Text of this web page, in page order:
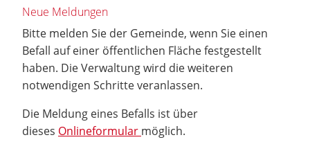
Neue Meldungen
Bitte melden Sie der Gemeinde, wenn Sie einen
Befall auf einer öffentlichen Fläche festgestellt
haben. Die Verwaltung wird die weiteren
notwendigen Schritte veranlassen.
Die Meldung eines Befalls ist über
dieses Onlineformular möglich.